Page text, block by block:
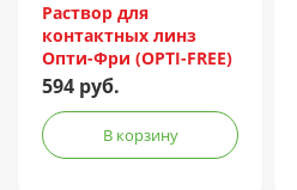
Раствор для
контактных линз
Опти-Фри (OPTI-FREE)
Express 355мл +
контейнер
594 руб.
В корзину